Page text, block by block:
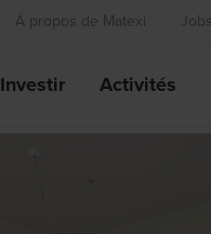
Á propos de Matexi Jobs
Investir Activités